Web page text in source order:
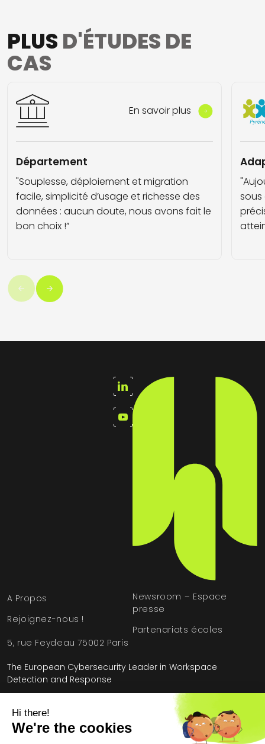
PLUS D'ÉTUDES DE
CAS
En savoir plus
Département
"Souplesse, déploiement et migration
facile, simplicité d’usage et richesse des
données : aucun doute, nous avons fait le
bon choix !”
A Propos
Rejoignez-nous !
Newsroom – Espace
presse
Partenariats écoles
5, rue Feydeau 75002 Paris
The European Cybersecurity Leader in Workspace
Detection and Response
Accueil»Étude de cas